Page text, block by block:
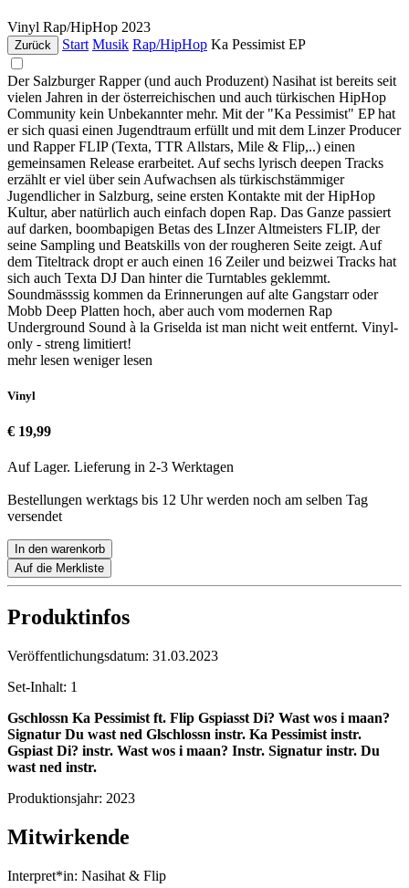
Vinyl Rap/HipHop 2023
Zurück Start Musik Rap/HipHop Ka Pessimist EP
Der Salzburger Rapper (und auch Produzent) Nasihat ist bereits seit
vielen Jahren in der österreichischen und auch türkischen HipHop
Community kein Unbekannter mehr. Mit der "Ka Pessimist" EP hat
er sich quasi einen Jugendtraum erfüllt und mit dem Linzer Producer
und Rapper FLIP (Texta, TTR Allstars, Mile & Flip,..) einen
gemeinsamen Release erarbeitet. Auf sechs lyrisch deepen Tracks
erzählt er viel über sein Aufwachsen als türkischstämmiger
Jugendlicher in Salzburg, seine ersten Kontakte mit der HipHop
Kultur, aber natürlich auch einfach dopen Rap. Das Ganze passiert
auf darken, boombapigen Betas des LInzer Altmeisters FLIP, der
seine Sampling und Beatskills von der rougheren Seite zeigt. Auf
dem Titeltrack dropt er auch einen 16 Zeiler und beizwei Tracks hat
sich auch Texta DJ Dan hinter die Turntables geklemmt.
Soundmässsig kommen da Erinnerungen auf alte Gangstarr oder
Mobb Deep Platten hoch, aber auch vom modernen Rap
Underground Sound à la Griselda ist man nicht weit entfernt. Vinyl-
only - streng limitiert!
mehr lesen weniger lesen
Vinyl
€ 19,99
Auf Lager. Lieferung in 2-3 Werktagen
Bestellungen werktags bis 12 Uhr werden noch am selben Tag
versendet
In den warenkorb
Auf die Merkliste
Produktinfos
Veröffentlichungsdatum: 31.03.2023
Set-Inhalt: 1
Gschlossn Ka Pessimist ft. Flip Gspiasst Di? Wast wos i maan?
Signatur Du wast ned Glschlossn instr. Ka Pessimist instr.
Gspiast Di? instr. Wast wos i maan? Instr. Signatur instr. Du
wast ned instr.
Produktionsjahr: 2023
Mitwirkende
Interpret*in: Nasihat & Flip